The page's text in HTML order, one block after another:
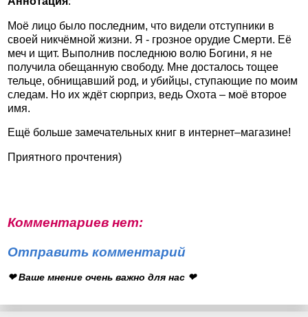
Моё лицо было последним, что видели отступники в
своей никчёмной жизни. Я - грозное орудие Смерти. Её
меч и щит. Выполнив последнюю волю Богини, я не
получила обещанную свободу. Мне досталось тощее
тельце, обнищавший род, и убийцы, ступающие по моим
следам. Но их ждёт сюрприз, ведь Охота – моё второе
имя.
Ещё больше замечательных книг в интернет–магазине!
Приятного прочтения)
Комментариев нет:
Отправить комментарий
❤ Ваше мнение очень важно для нас ❤